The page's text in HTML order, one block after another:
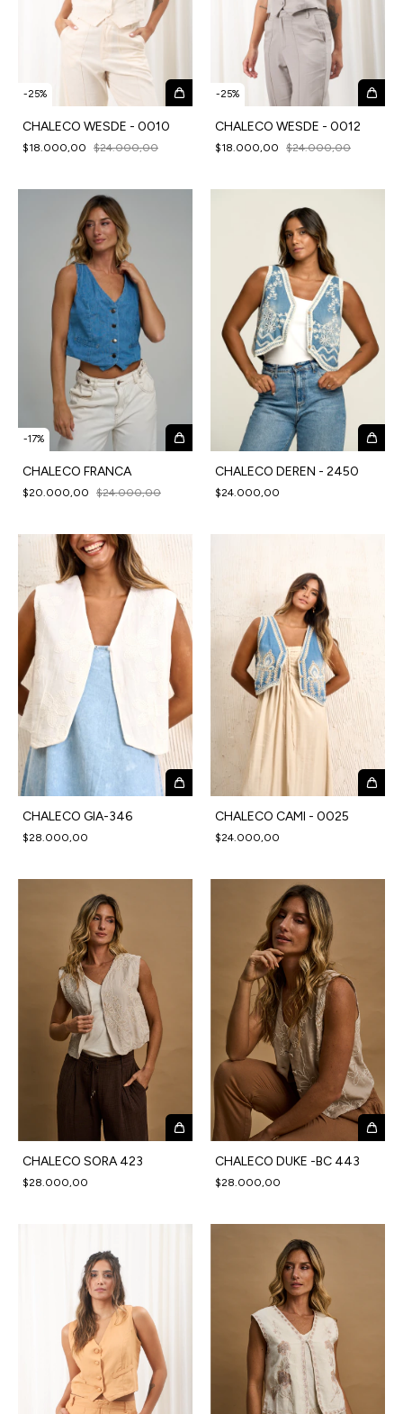
-25%
CHALECO WESDE - 0010
$18.000,00 $24.000,00
-25%
CHALECO WESDE - 0012
$18.000,00 $24.000,00
-17%
CHALECO FRANCA
$20.000,00 $24.000,00
CHALECO DEREN - 2450
$24.000,00
CHALECO GIA-346
$28.000,00
CHALECO CAMI - 0025
$24.000,00
CHALECO SORA 423
$28.000,00
CHALECO DUKE -BC 443
$28.000,00